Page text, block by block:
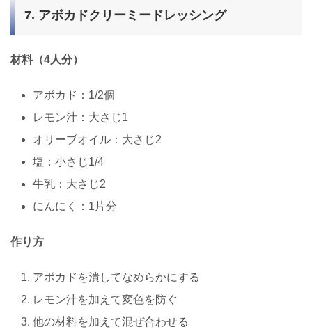
7. アボカドクリーミードレッシング
材料（4人分）
アボカド：1/2個
レモン汁：大さじ1
オリーブオイル：大さじ2
塩：小さじ1/4
牛乳：大さじ2
にんにく：1片分
作り方
アボカドを潰してなめらかにする
レモン汁を加えて変色を防ぐ
他の材料を加えて混ぜ合わせる